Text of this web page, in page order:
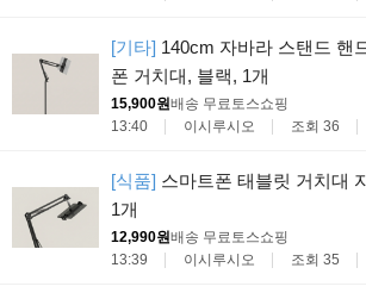
[기타] 140cm 자바라 스탠드 핸
폰 거치대, 블랙, 1개
15,900원배송 무료토스쇼핑
13:40
이시루시오 조회 36
[식품] 스마트폰 태블릿 거치대
1개
12,990원배송 무료토스쇼핑
13:39
이시루시오 조회 35